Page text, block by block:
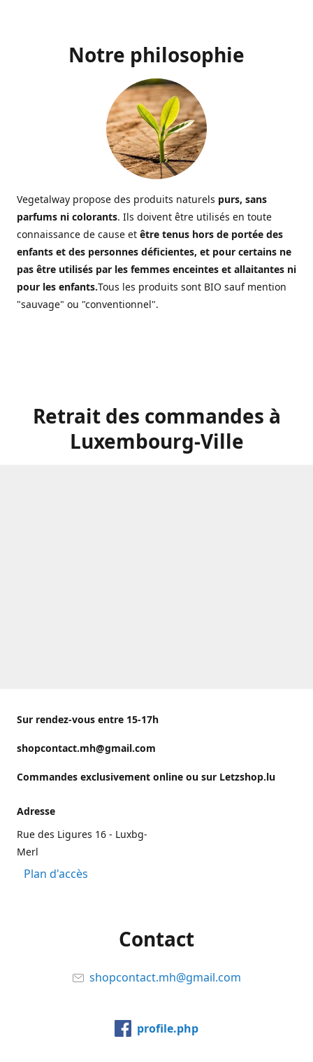
Notre philosophie
Vegetalway propose des produits naturels purs, sans
parfums ni colorants. Ils doivent être utilisés en toute
connaissance de cause et être tenus hors de portée des
enfants et des personnes déficientes, et pour certains ne
pas être utilisés par les femmes enceintes et allaitantes ni
pour les enfants.Tous les produits sont BIO sauf mention
"sauvage" ou "conventionnel".
Retrait des commandes à
Luxembourg-Ville
Sur rendez-vous entre 15-17h
shopcontact.mh@gmail.com
Commandes exclusivement online ou sur Letzshop.lu
Adresse
Rue des Ligures 16 - Luxbg-
Merl
Plan d'accès
Contact
shopcontact.mh@gmail.com
profile.php